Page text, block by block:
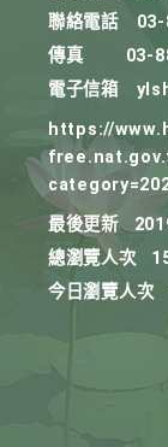
聯絡電話
傳真
03-
電子信箱
https://
最後更新
總瀏覽人次
今日瀏覽人次